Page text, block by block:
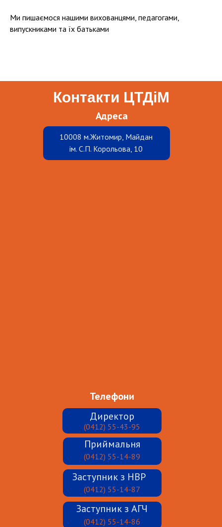
Ми пишаємося нашими вихованцями, педагогами,
випускниками та їх батьками
Телефони
Контакти ЦТДіМ
Адреса
10008 м.Житомир, Майдан
ім. С.П. Корольова, 10
Приймальня
(0412) 55-14-89
Директор
(0412) 55-43-95
Заступник з НВР
Заступник з АГЧ
(0412) 55-14-87
(0412) 55-14-86